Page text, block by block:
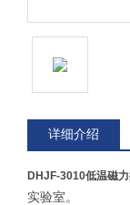
详细介绍
DHJF-3010低温磁
实验室。